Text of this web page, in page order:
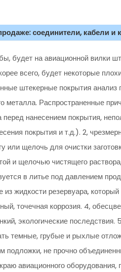
соединители, кабели и
будет на авиационной вилки
всего, будет некоторые
штекерные покрытия анализ
металла. Распространенные
нанесением покрытия,
покрытия и т.д.). 2,
или щелочь для очистки
и щелочью чистящего
в литье под давлением
жидкости резервуара,
точечная коррозия. 4,
экологические последствия.
темные, грубые и рыхлые
подложки, не прочно
авиационного оборудования,